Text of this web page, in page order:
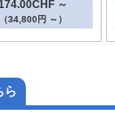
～
（34,800円 ～）
ら